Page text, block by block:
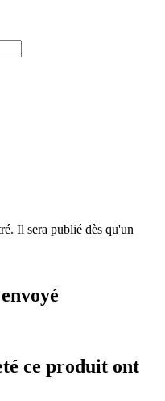
Il sera publié dès qu'un
ce produit ont